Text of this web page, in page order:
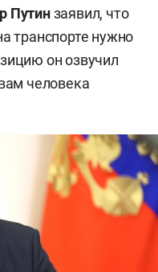
Путинзаявил, что
транспорте нужно
он озвучил
человека